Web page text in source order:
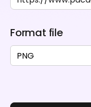
Format file
PNG